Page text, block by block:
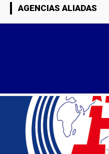
AGENCIAS ALIADAS